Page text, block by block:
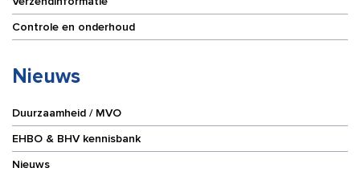
Controle en onderhoud
Nieuws
Duurzaamheid / MVO
EHBO & BHV kennisbank
Nieuws